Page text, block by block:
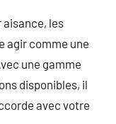
les
agir comme une
une gamme
disponibles, il
avec votre